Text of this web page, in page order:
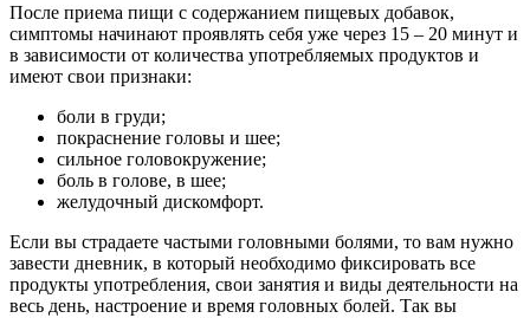
После приема пищи с содержанием пищевых добавок,
симптомы начинают проявлять себя уже через 15 – 20 минут и
в зависимости от количества употребляемых продуктов и
имеют свои признаки:
боли в груди;
покраснение головы и шее;
сильное головокружение;
боль в голове, в шее;
желудочный дискомфорт.
Если вы страдаете частыми головными болями, то вам нужно
завести дневник, в который необходимо фиксировать все
продукты употребления, свои занятия и виды деятельности на
весь день, настроение и время головных болей. Так вы